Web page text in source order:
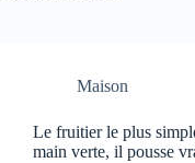
Maison
Le fruitier le plus
main verte, il pousse